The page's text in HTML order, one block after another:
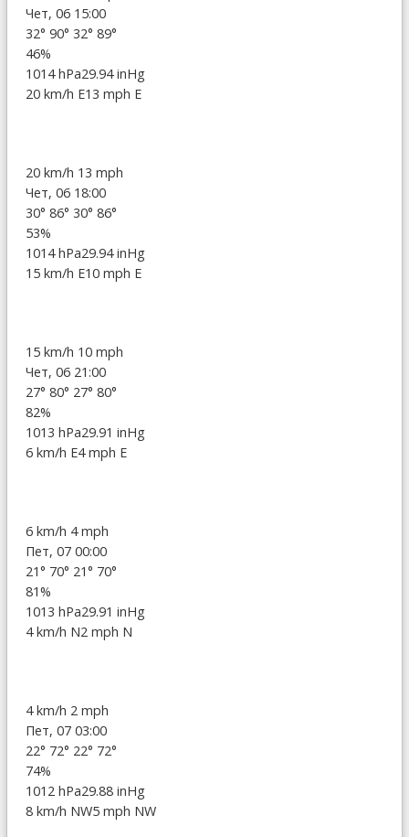
Чет, 06 15:00
32° 90° 32° 89°
46%
1014 hPa29.94 inHg
20 km/h E13 mph E
20 km/h 13 mph
Чет, 06 18:00
30° 86° 30° 86°
53%
1014 hPa29.94 inHg
15 km/h E10 mph E
15 km/h 10 mph
Чет, 06 21:00
27° 80° 27° 80°
82%
1013 hPa29.91 inHg
6 km/h E4 mph E
6 km/h 4 mph
Пет, 07 00:00
21° 70° 21° 70°
81%
1013 hPa29.91 inHg
4 km/h N2 mph N
4 km/h 2 mph
Пет, 07 03:00
22° 72° 22° 72°
74%
1012 hPa29.88 inHg
8 km/h NW5 mph NW